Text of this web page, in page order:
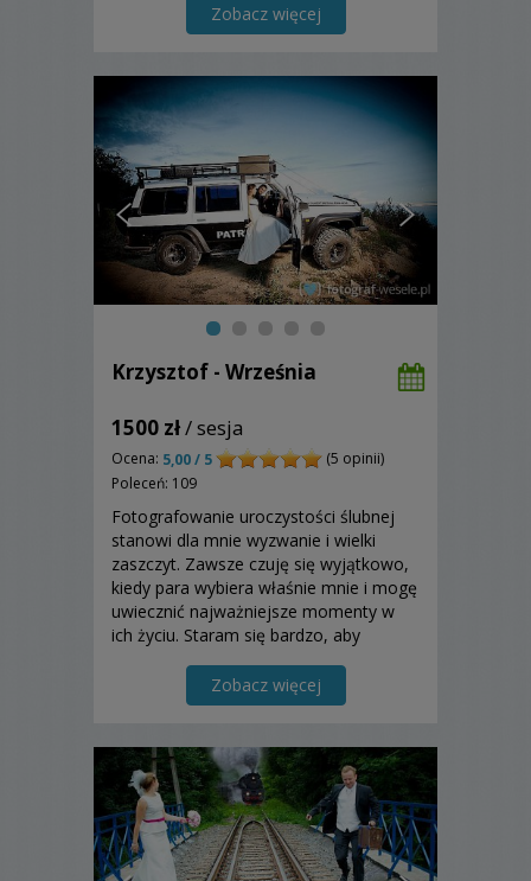
Zobacz więcej
Krzysztof - Września
1500 zł/ sesja
Ocena: 5,00 / 5
(5 opinii)
Poleceń: 109
Fotografowanie uroczystości ślubnej
stanowi dla mnie wyzwanie i wielki
zaszczyt. Zawsze czuję się wyjątkowo,
kiedy para wybiera właśnie mnie i mogę
uwiecznić najważniejsze momenty w
ich życiu. Staram się bardzo, aby
profesjonalny.Zobacz więcej